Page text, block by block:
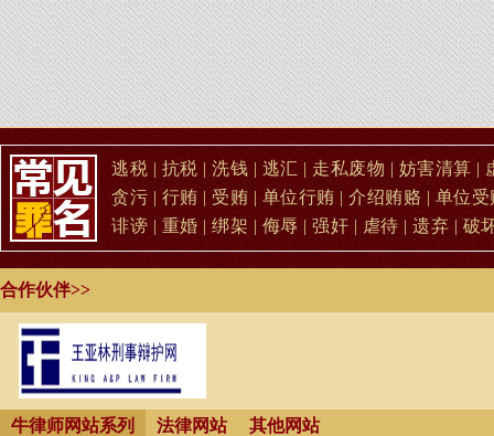
逃税 | 抗税 | 洗钱 | 逃汇 | 走私废物 | 妨害清算 |
贪污 | 行贿 | 受贿 | 单位行贿 | 介绍贿赂 | 单位受
诽谤 | 重婚 | 绑架 | 侮辱 | 强奸 | 虐待 | 遗弃 | 破
合作伙伴>>
牛律师网站系列 法律网站 其他网站